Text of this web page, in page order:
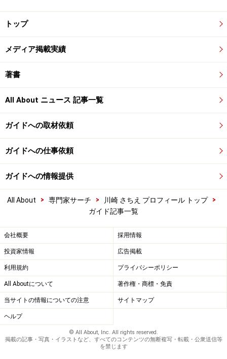
トップ
メディア掲載実績
著書
All About ニュース 記事一覧
ガイドへの取材依頼
ガイドへの仕事依頼
ガイドへの情報提供
All About > 専門家サーチ > 川崎 さちえ プロフィール トップ
>
ガイド記事一覧
会社概要 採用情報
投資家情報 広告掲載
利用規約 プライバシーポリシー
All Aboutについて 著作権・商標・免責
当サイトの情報についての注意 サイトマップ
ヘルプ
© All About, Inc. All rights reserved.
掲載の記事・写真・イラストなど、すべてのコンテンツの無断複写・転載・公衆送信等
を禁じます